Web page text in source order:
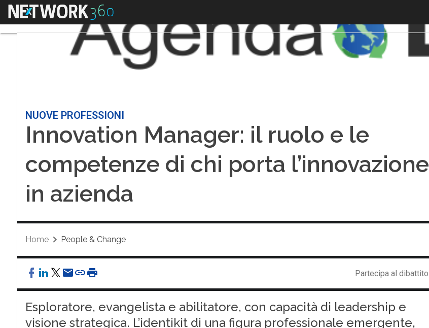
Menu
NUOVE PROFESSIONI
Innovation Manager: il ruolo e le
competenze di chi porta l’innovazione
in azienda
Home People & Change
Partecipa al dibattito
Esploratore, evangelista e abilitatore, con capacità di leadership e
visione strategica. L’identikit di una figura professionale emergente,